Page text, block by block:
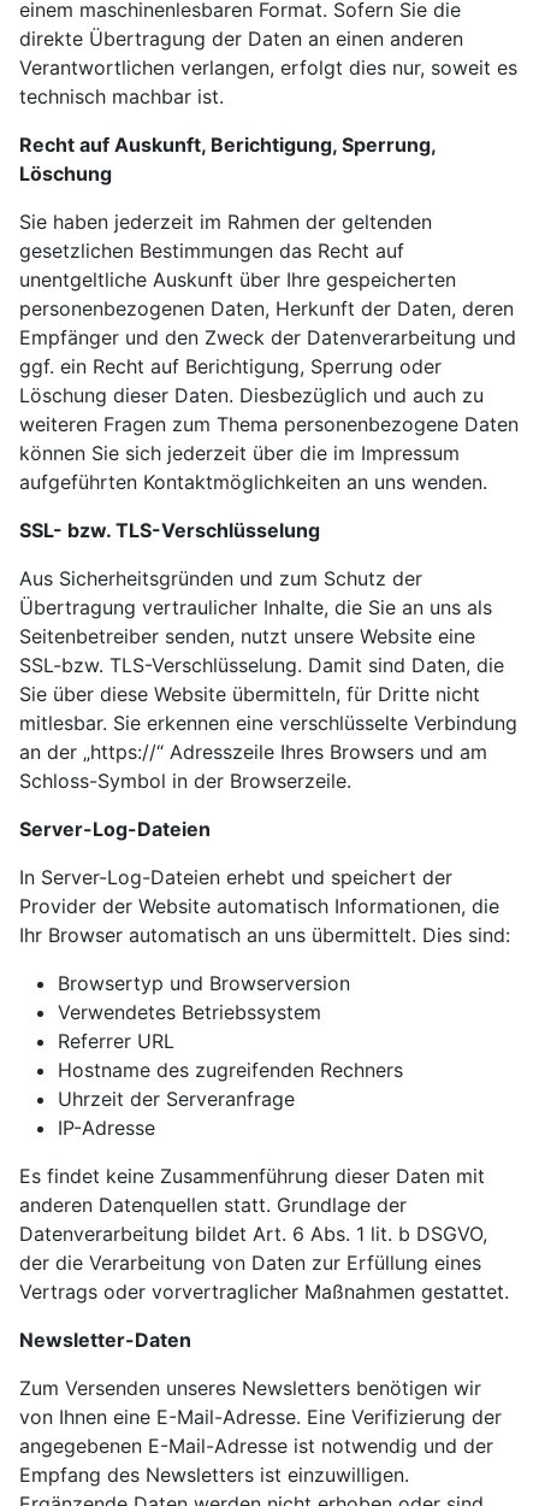
einem maschinenlesbaren Format. Sofern Sie die
direkte Übertragung der Daten an einen anderen
Verantwortlichen verlangen, erfolgt dies nur, soweit es
technisch machbar ist.
Recht auf Auskunft, Berichtigung, Sperrung,
Löschung
Sie haben jederzeit im Rahmen der geltenden
gesetzlichen Bestimmungen das Recht auf
unentgeltliche Auskunft über Ihre gespeicherten
personenbezogenen Daten, Herkunft der Daten, deren
Empfänger und den Zweck der Datenverarbeitung und
ggf. ein Recht auf Berichtigung, Sperrung oder
Löschung dieser Daten. Diesbezüglich und auch zu
weiteren Fragen zum Thema personenbezogene Daten
können Sie sich jederzeit über die im Impressum
aufgeführten Kontaktmöglichkeiten an uns wenden.
SSL- bzw. TLS-Verschlüsselung
Aus Sicherheitsgründen und zum Schutz der
Übertragung vertraulicher Inhalte, die Sie an uns als
Seitenbetreiber senden, nutzt unsere Website eine
SSL-bzw. TLS-Verschlüsselung. Damit sind Daten, die
Sie über diese Website übermitteln, für Dritte nicht
mitlesbar. Sie erkennen eine verschlüsselte Verbindung
an der „https://“ Adresszeile Ihres Browsers und am
Schloss-Symbol in der Browserzeile.
Server-Log-Dateien
In Server-Log-Dateien erhebt und speichert der
Provider der Website automatisch Informationen, die
Ihr Browser automatisch an uns übermittelt. Dies sind:
Browsertyp und Browserversion
Verwendetes Betriebssystem
Referrer URL
Hostname des zugreifenden Rechners
Uhrzeit der Serveranfrage
IP-Adresse
Es findet keine Zusammenführung dieser Daten mit
anderen Datenquellen statt. Grundlage der
Datenverarbeitung bildet Art. 6 Abs. 1 lit. b DSGVO,
der die Verarbeitung von Daten zur Erfüllung eines
Vertrags oder vorvertraglicher Maßnahmen gestattet.
Newsletter-Daten
Zum Versenden unseres Newsletters benötigen wir
von Ihnen eine E-Mail-Adresse. Eine Verifizierung der
angegebenen E-Mail-Adresse ist notwendig und der
Empfang des Newsletters ist einzuwilligen.